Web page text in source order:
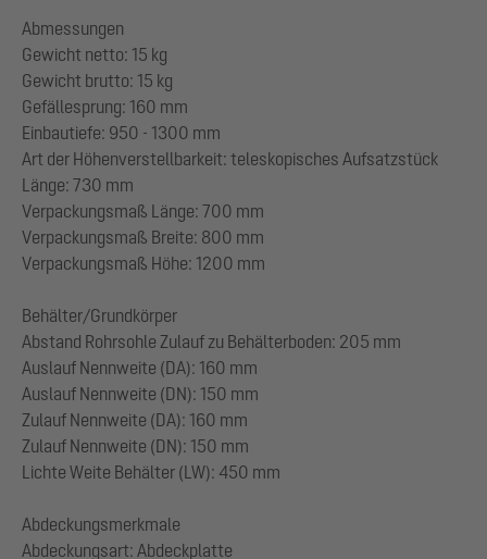
Abmessungen
Gewicht netto: 15 kg
Gewicht brutto: 15 kg
Gefällesprung: 160 mm
Einbautiefe: 950 - 1300 mm
Art der Höhenverstellbarkeit: teleskopisches Aufsatzstück
Länge: 730 mm
Verpackungsmaß Länge: 700 mm
Verpackungsmaß Breite: 800 mm
Verpackungsmaß Höhe: 1200 mm
Behälter/Grundkörper
Abstand Rohrsohle Zulauf zu Behälterboden: 205 mm
Auslauf Nennweite (DA): 160 mm
Auslauf Nennweite (DN): 150 mm
Zulauf Nennweite (DA): 160 mm
Zulauf Nennweite (DN): 150 mm
Lichte Weite Behälter (LW): 450 mm
Abdeckungsmerkmale
Abdeckungsart: Abdeckplatte